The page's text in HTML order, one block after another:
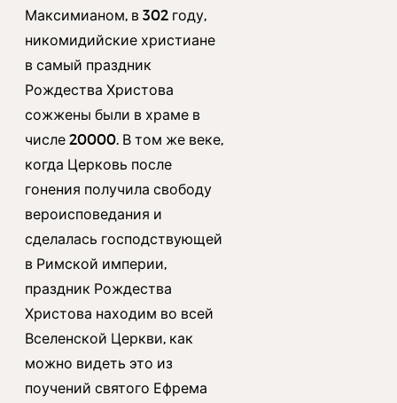
Максимианом, в 302 году,
никомидийские христиане
в самый праздник
Рождества Христова
сожжены были в храме в
числе 20000. В том же веке,
когда Церковь после
гонения получила свободу
вероисповедания и
сделалась господствующей
в Римской империи,
праздник Рождества
Христова находим во всей
Вселенской Церкви, как
можно видеть это из
поучений святого Ефрема